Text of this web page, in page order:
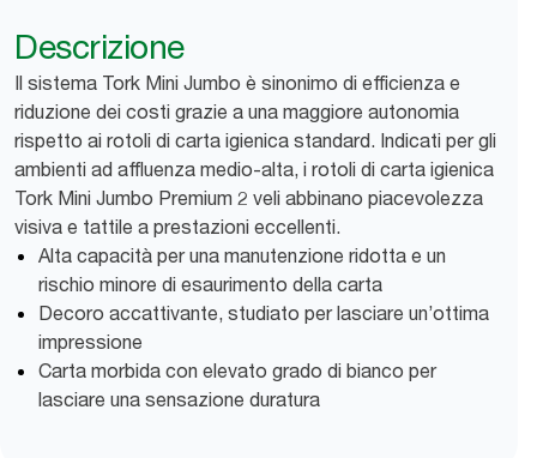
Descrizione
Il sistema Tork Mini Jumbo è sinonimo di efficienza e
riduzione dei costi grazie a una maggiore autonomia
rispetto ai rotoli di carta igienica standard. Indicati per gli
ambienti ad affluenza medio-alta, i rotoli di carta igienica
Tork Mini Jumbo Premium 2 veli abbinano piacevolezza
visiva e tattile a prestazioni eccellenti.
Alta capacità per una manutenzione ridotta e un
rischio minore di esaurimento della carta
Decoro accattivante, studiato per lasciare un’ottima
impressione
Carta morbida con elevato grado di bianco per
lasciare una sensazione duratura